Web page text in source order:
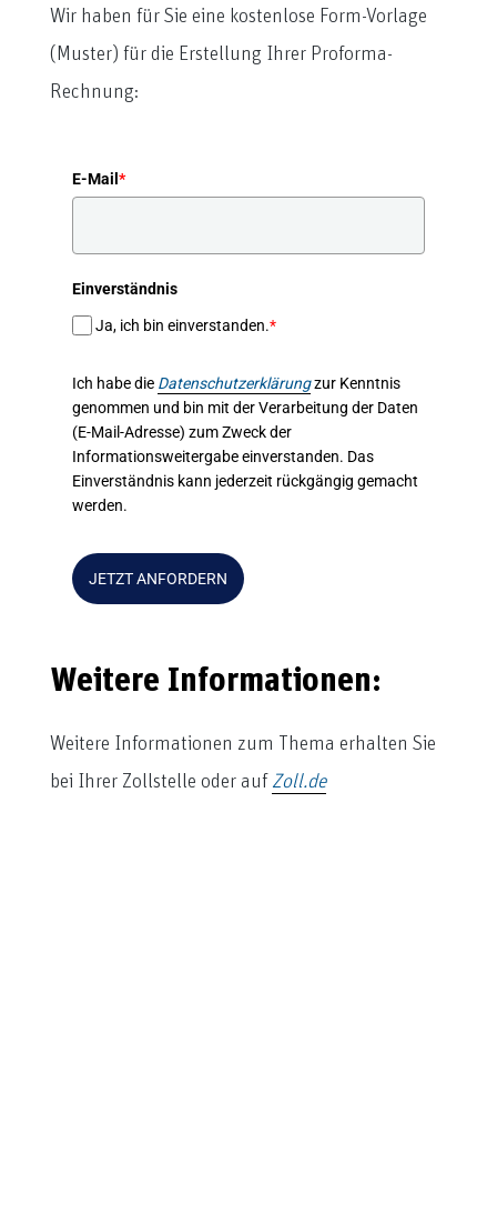
Wir haben für Sie eine kostenlose Form-Vorlage
(Muster) für die Erstellung Ihrer Proforma-
Rechnung:
E-Mail *
Einverständnis
Ja, ich bin einverstanden.*
Ich habe die Datenschutzerklärungzur Kenntnis
genommen und bin mit der Verarbeitung der Daten
(E-Mail-Adresse) zum Zweck der
Informationsweitergabe einverstanden. Das
Einverständnis kann jederzeit rückgängig gemacht
werden.
JETZT ANFORDERN
Weitere Informationen:
Weitere Informationen zum Thema erhalten Sie
bei Ihrer Zollstelle oder auf Zoll.de